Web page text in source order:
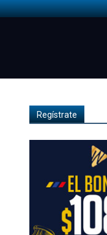
Regístrate